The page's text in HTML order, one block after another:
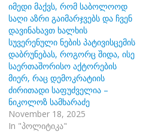
იმედი მაქვს, რომ საბოლოოდ
საღი აზრი გაიმარჯვებს და ჩვენ
დავინახავთ ხალხის
სუვერენული ნების პატივისცემის
დაბრუნებას, როგორც შიდა, ისე
საერთაშორისო აქტორების
მიერ, რაც დემოკრატიის
ძირითადი საფუძველია –
ნიკოლოზ სამხარაძე
November 18, 2025
In "პოლიტიკა"